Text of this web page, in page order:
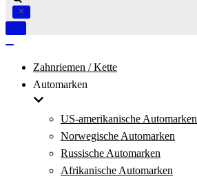
Navigation
Zahnriemen / Kette
Automarken
US-amerikanische Automarken
Norwegische Automarken
Russische Automarken
Afrikanische Automarken